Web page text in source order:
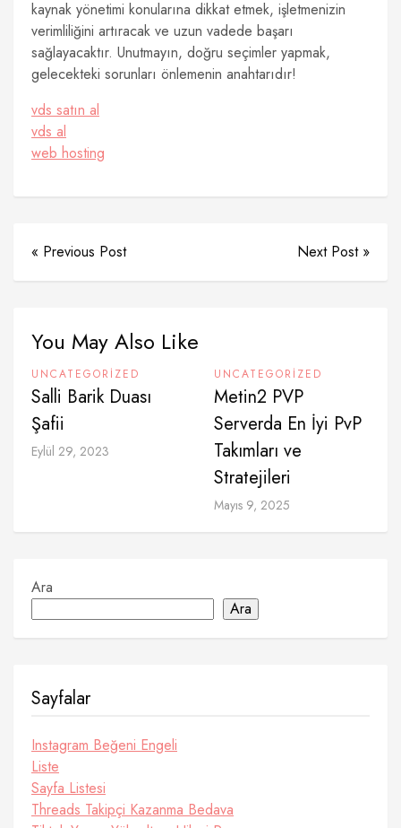
kaynak yönetimi konularına dikkat etmek, işletmenizin
verimliliğini artıracak ve uzun vadede başarı
sağlayacaktır. Unutmayın, doğru seçimler yapmak,
gelecekteki sorunları önlemenin anahtarıdır!
vds satın al
vds al
web hosting
« Previous Post Next Post »
You May Also Like
UNCATEGORIZED
Salli Barik Duası
Şafii
Eylül 29, 2023
UNCATEGORIZED
Metin2 PVP
Serverda En İyi PvP
Takımları ve
Stratejileri
Mayıs 9, 2025
Ara
Ara
Sayfalar
Instagram Beğeni Engeli
Liste
Sayfa Listesi
Threads Takipçi Kazanma Bedava